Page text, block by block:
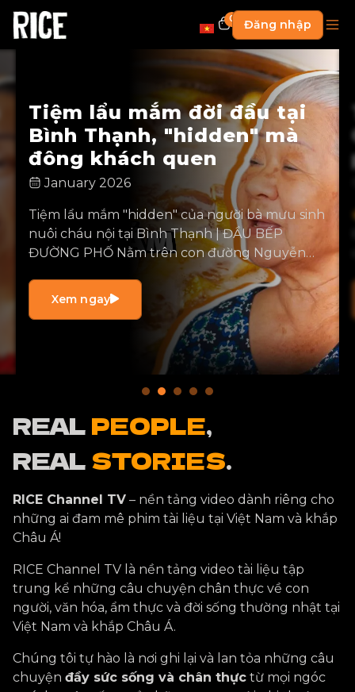
0 Đăng nhập
REAL PEOPLE,
REAL STORIES.
RICE Channel TV – nền tảng video dành riêng cho
những ai đam mê phim tài liệu tại Việt Nam và khắp
Châu Á!
RICE Channel TV là nền tảng video tài liệu tập
trung kể những câu chuyện chân thực về con
người, văn hóa, ẩm thực và đời sống thường nhật tại
Việt Nam và khắp Châu Á.
Chúng tôi tự hào là nơi ghi lại và lan tỏa những câu
chuyện đầy sức sống và chân thực từ mọi ngóc